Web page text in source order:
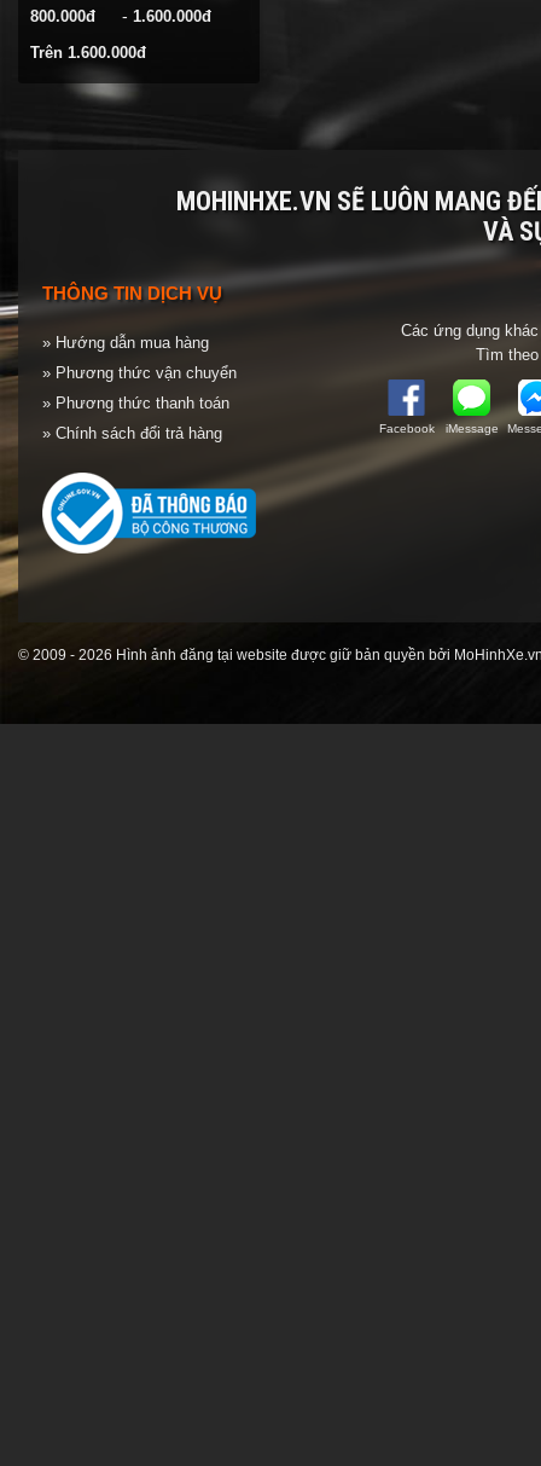
800.000đ
- 1.600.000đ
Trên 1.600.000đ
MOHINHXE.VN SẼ LUÔN MANG
VÀ
THÔNG TIN DỊCH VỤ
» Hướng dẫn mua hàng
» Phương thức vận chuyển
» Phương thức thanh toán
» Chính sách đổi trả hàng
Các ứng dụng
Tìm
Facebook iMessage
© 2009 - 2026 Hình ảnh đăng tại website được giữ bản quyền bởi